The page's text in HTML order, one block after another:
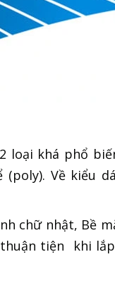
loại khá phổ
Về kiểu
chữ nhật, Bề
tiện khi